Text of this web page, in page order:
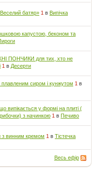
батяр» 1 вВипічка
капустою, беконом та
ПОНЧИКИ для тих, хто не
1 в Десерти
сиром і кунжутом 1 в
випікається у формі на плиті (
з начинкою 1 вПечиво
з винним кремом 1 вТістечка
Весь ефір